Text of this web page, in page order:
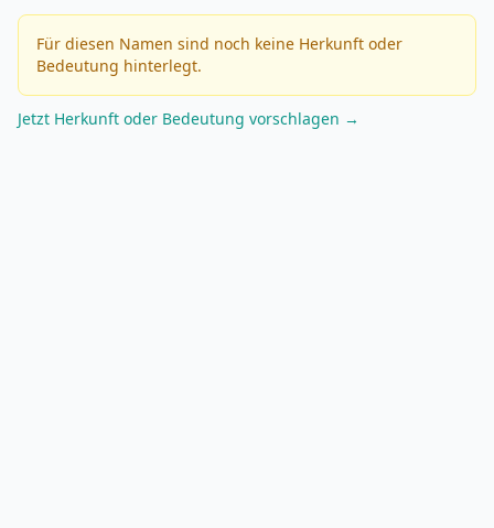
Für diesen Namen sind noch keine Herkunft oder
Bedeutung hinterlegt.
Jetzt Herkunft oder Bedeutung vorschlagen →